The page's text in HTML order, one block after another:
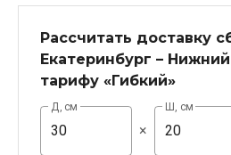
Рассчитать доставку
Екатеринбург –
тарифу «Гибкий»
Д, см
×
Ш, см